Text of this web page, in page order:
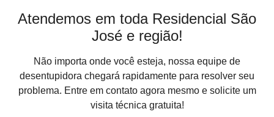
Atendemos em toda Residencial São
José e região!
Não importa onde você esteja, nossa equipe de
desentupidora chegará rapidamente para resolver seu
problema. Entre em contato agora mesmo e solicite um
visita técnica gratuita!